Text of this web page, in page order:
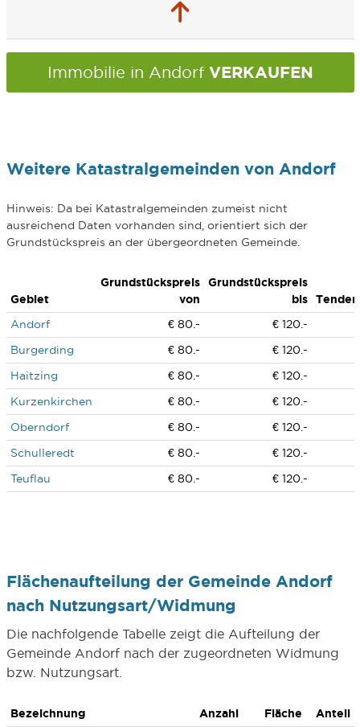
Immobilie in Andorf VERKAUFEN
Weitere Katastralgemeinden von Andorf
Hinweis: Da bei Katastralgemeinden zumeist nicht
ausreichend Daten vorhanden sind, orientiert sich der
Grundstückspreis an der übergeordneten Gemeinde.
Gebiet
Grundstückspreis
von
Grundstückspreis
bis
Andorf
€ 80.-
€ 120.-
Burgerding
€ 80.-
€ 120.-
Haitzing
€ 80.-
€ 120.-
Kurzenkirchen
€ 80.-
€ 120.-
Oberndorf
€ 80.-
€ 120.-
Schulleredt
€ 80.-
€ 120.-
Teuflau
€ 80.- € 120.-
Flächenaufteilung der Gemeinde Andorf
nach Nutzungsart/Widmung
Die nachfolgende Tabelle zeigt die Aufteilung der
Gemeinde Andorf nach der zugeordneten Widmung
bzw. Nutzungsart.
Bezeichnung Anzahl Fläche Anteil